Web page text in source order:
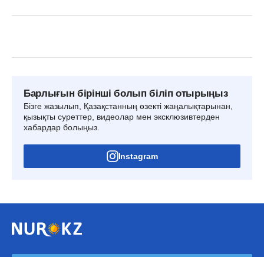
Барлығын бірінші болып біліп отырыңыз
Бізге жазылып, Қазақстанның өзекті жаңалықтарынан,
қызықты суреттер, видеолар мен эксклюзивтерден
хабардар болыңыз.
Instagram